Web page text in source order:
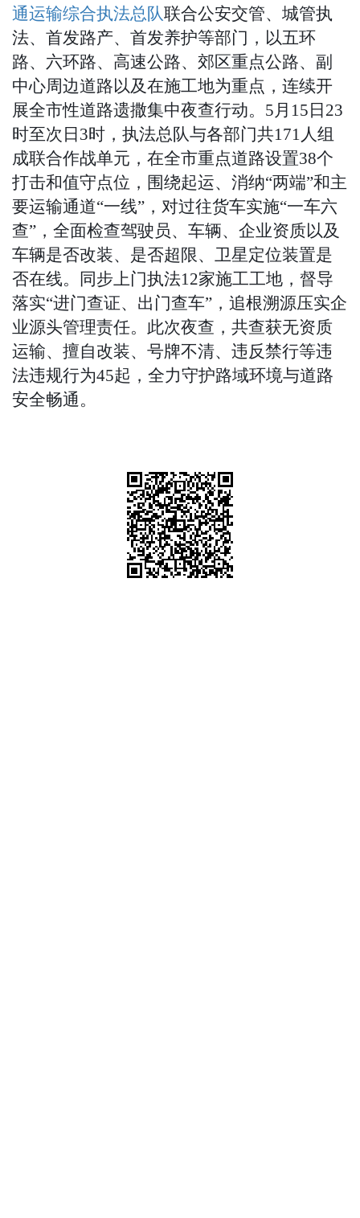
通运输综合执法总队联合公安交管、城管执
法、首发路产、首发养护等部门，以五环
路、六环路、高速公路、郊区重点公路、副
中心周边道路以及在施工地为重点，连续开
展全市性道路遗撒集中夜查行动。5月15日23
时至次日3时，执法总队与各部门共171人组
成联合作战单元，在全市重点道路设置38个
打击和值守点位，围绕起运、消纳“两端”和主
要运输通道“一线”，对过往货车实施“一车六
查”，全面检查驾驶员、车辆、企业资质以及
车辆是否改装、是否超限、卫星定位装置是
否在线。同步上门执法12家施工工地，督导
落实“进门查证、出门查车”，追根溯源压实企
业源头管理责任。此次夜查，共查获无资质
运输、擅自改装、号牌不清、违反禁行等违
法违规行为45起，全力守护路域环境与道路
安全畅通。